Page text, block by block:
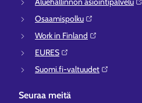
Osaamispolku⁠
Work in Finland⁠
EURES⁠
Suomi.fi-valtuudet⁠
Seuraa meitä